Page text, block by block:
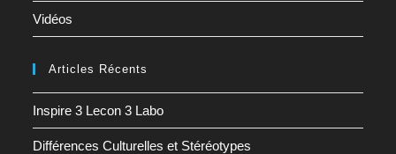
Vidéos
Articles Récents
Inspire 3 Lecon 3 Labo
Différences Culturelles et Stéréotypes